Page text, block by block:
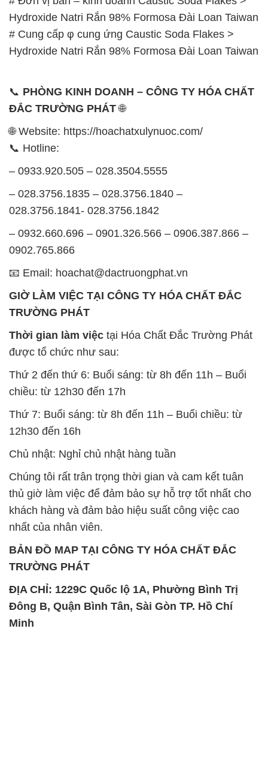
Hydroxide Natri Rắn 98% Formosa Đài Loan Taiwan
# Cung cấp φ cung ứng Caustic Soda Flakes >
Hydroxide Natri Rắn 98% Formosa Đài Loan Taiwan
📞 PHÒNG KINH DOANH – CÔNG TY HÓA CHẤT
ĐẮC TRƯỜNG PHÁT🌐
🌐 Website: https://hoachatxulynuoc.com/
📞 Hotline:
– 0933.920.505 – 028.3504.5555
– 028.3756.1835 – 028.3756.1840 –
028.3756.1841- 028.3756.1842
– 0932.660.696 – 0901.326.566 – 0906.387.866 –
0902.765.866
📧 Email: hoachat@dactruongphat.vn
GIỜ LÀM VIỆC TẠI CÔNG TY HÓA CHẤT ĐẮC
TRƯỜNG PHÁT
Thời gian làm việc tại Hóa Chất Đắc Trường Phát
được tổ chức như sau:
Thứ 2 đến thứ 6: Buổi sáng: từ 8h đến 11h – Buổi
chiều: từ 12h30 đến 17h
Thứ 7: Buổi sáng: từ 8h đến 11h – Buổi chiều: từ
12h30 đến 16h
Chủ nhật: Nghỉ chủ nhật hàng tuần
Chúng tôi rất trân trọng thời gian và cam kết tuân
thủ giờ làm việc để đảm bảo sự hỗ trợ tốt nhất cho
khách hàng và đảm bảo hiệu suất công việc cao
nhất của nhân viên.
BẢN ĐỒ MAP TẠI CÔNG TY HÓA CHẤT ĐẮC
TRƯỜNG PHÁT
ĐỊA CHỈ: 1229C Quốc lộ 1A, Phường Bình Trị
Đông B, Quận Bình Tân, Sài Gòn TP. Hồ Chí
Minh